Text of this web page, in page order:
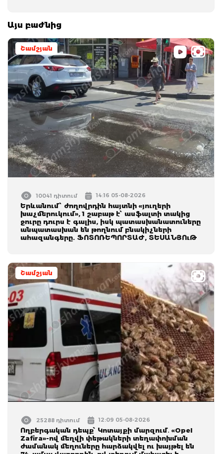
Այս բաժնից
Շամշյան
10041 դիտում 14:16 05-08-2026
Երևանում՝ ժողովրդին հայտնի «յուղերի
խաչմերուկում», 1 շաբաթ է՝ ասֆալտի տակից
ջուրը դուրս է գալիս, իսկ պատասխանատուները
անպատասխան են թողնում բնակիչների
ահազանգերը. ՖՈՏՈՌԵՊՈՐՏԱԺ, ՏԵՍԱՆՅՈւԹ
Շամշյան
25288 դիտում 12:09 05-08-2026
Ողբերգական դեպք՝ Կոտայքի մարզում․ «Opel
Zafira»-ով մեղվի փեթակների տեղափոխման
ժամանակ մեղուները հարձակվել ու խայթել են